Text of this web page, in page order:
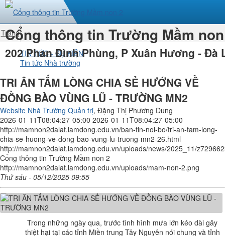
Cổng thông tin Trường Mầm
202 Phan Đình Phùng, P Xuân Hương - Đà
Trang
nhất TIN TỨC - SỰ KIỆN
Tin tức Nhà trường
TRI ÂN TẤM LÒNG CHIA SẺ HƯỚNG VỀ
ĐỒNG BÀO VÙNG LŨ - TRƯỜNG MN2
Website Nhà Trường Quản trị, Đặng Thị Phương Dung
2026-01-11T08:04:27-05:00 2026-01-11T08:04:27-05:00
http://mamnon2dalat.lamdong.edu.vn/ban-tin-noi-bo/tri-an-tam-long-
chia-se-huong-ve-dong-bao-vung-lu-truong-mn2-26.html
http://mamnon2dalat.lamdong.edu.vn/uploads/news/2025_11/
Cổng thông tin Trường Mầm non 2
http://mamnon2dalat.lamdong.edu.vn/uploads/mam-non-2.png
Thứ sáu - 05/12/2025 09:55
Trong những ngày qua, trước tình hình mưa lớn kéo dài gây
thiệt hại tại các tỉnh Miền trung Tây Nguyên nói chung và tỉnh